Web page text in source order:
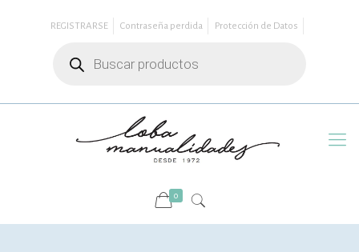
REGISTRARSE Contraseña perdida
Protección de Datos
productos
0